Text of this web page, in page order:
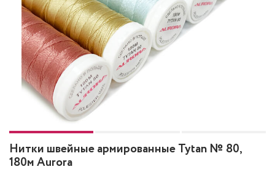
Нитки швейные армированные Tytan № 80,
180м Aurora